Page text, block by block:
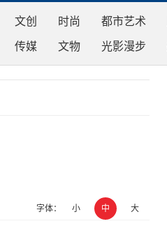
文创 时尚 都市艺术
传媒 文物 光影漫步
字体： 小 中 大